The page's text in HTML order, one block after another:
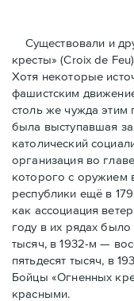
Существовали и
кресты» (Croix de
Хотя некоторые
фашистским
столь же чужда этим
была выступавшая
католический
организация во
которого с оружием
республики ещё в
как ассоциация
году в их рядах было
тысяч, в 1932-м —
пятьдесят тысяч, в
Бойцы «Огненных
красными.